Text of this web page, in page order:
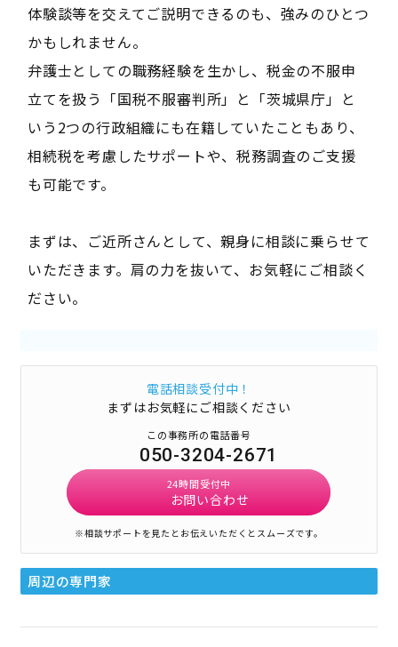
体験談等を交えてご説明できるのも、強みのひとつ
かもしれません。
弁護士としての職務経験を生かし、税金の不服申
立てを扱う「国税不服審判所」と「茨城県庁」と
いう2つの行政組織にも在籍していたこともあり、
相続税を考慮したサポートや、税務調査のご支援
も可能です。
まずは、ご近所さんとして、親身に相談に乗らせて
いただきます。肩の力を抜いて、お気軽にご相談く
ださい。
電話相談受付中！
まずはお気軽にご相談ください
この事務所の電話番号
050-3204-2671
24時間受付中
お問い合わせ
※相談サポートを見たとお伝えいただくとスムーズです。
周辺の専門家